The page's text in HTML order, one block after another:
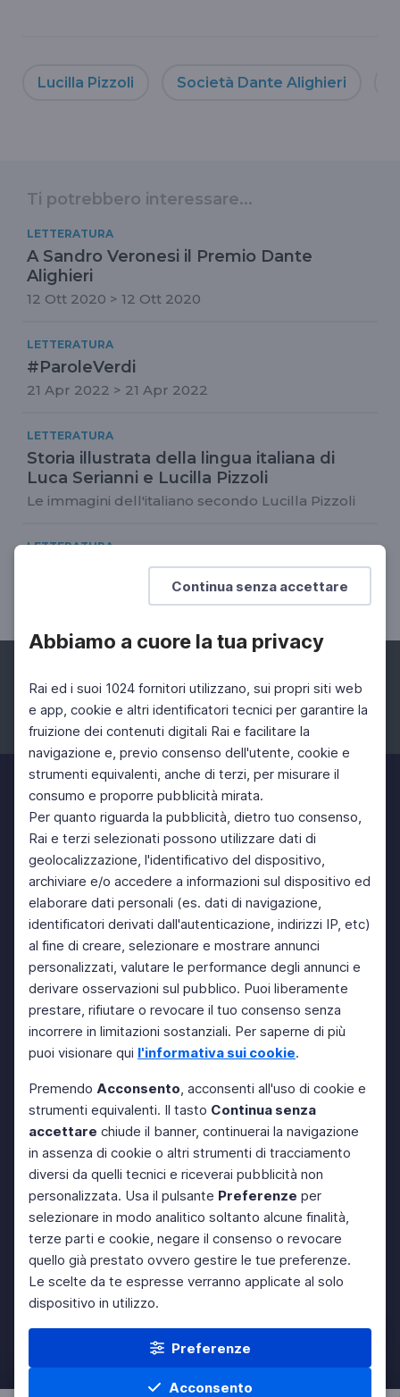
Continua senza accettare
Abbiamo a cuore la tua privacy
Rai ed i suoi 1024 fornitori utilizzano, sui propri siti web
e app, cookie e altri identificatori tecnici per garantire la
fruizione dei contenuti digitali Rai e facilitare la
navigazione e, previo consenso dell'utente, cookie e
strumenti equivalenti, anche di terzi, per misurare il
consumo e proporre pubblicità mirata.
Per quanto riguarda la pubblicità, dietro tuo consenso,
Rai e terzi selezionati possono utilizzare dati di
geolocalizzazione, l'identificativo del dispositivo,
archiviare e/o accedere a informazioni sul dispositivo ed
elaborare dati personali (es. dati di navigazione,
identificatori derivati dall'autenticazione, indirizzi IP, etc)
al fine di creare, selezionare e mostrare annunci
personalizzati, valutare le performance degli annunci e
derivare osservazioni sul pubblico. Puoi liberamente
prestare, rifiutare o revocare il tuo consenso senza
incorrere in limitazioni sostanziali. Per saperne di più
puoi visionare qui l'informativa sui cookie.
Premendo Acconsento, acconsenti all'uso di cookie e
strumenti equivalenti. Il tasto Continua senza
accettare chiude il banner, continuerai la navigazione
in assenza di cookie o altri strumenti di tracciamento
diversi da quelli tecnici e riceverai pubblicità non
personalizzata. Usa il pulsante Preferenze per
selezionare in modo analitico soltanto alcune finalità,
terze parti e cookie, negare il consenso o revocare
quello già prestato ovvero gestire le tue preferenze.
Le scelte da te espresse verranno applicate al solo
dispositivo in utilizzo.
Preferenze
Acconsento
Lucilla Pizzoli Società Dante Alighieri
Ti potrebbero interessare...
LETTERATURA
A Sandro Veronesi il Premio Dante
Alighieri
12 Ott 2020 > 12 Ott 2020
LETTERATURA
#ParoleVerdi
21 Apr 2022 > 21 Apr 2022
LETTERATURA
Storia illustrata della lingua italiana di
Luca Serianni e Lucilla Pizzoli
Le immagini dell'italiano secondo Lucilla Pizzoli
LETTERATURA
Valeria Della Valle, La strada sognata
Facebook Instagram Twitter